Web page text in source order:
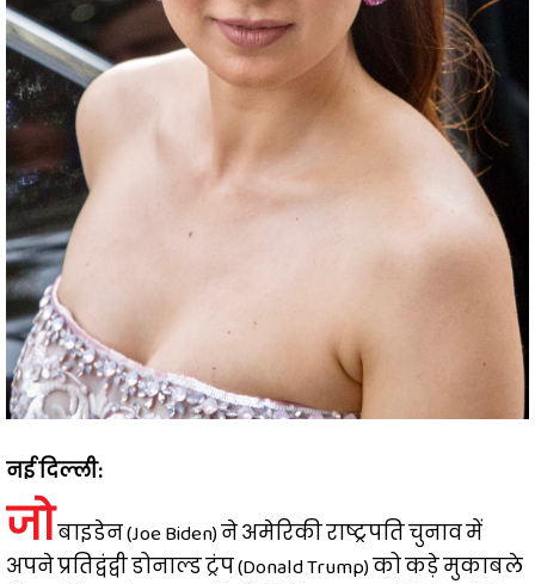
नई दिल्ली:
जोबाइडेन (Joe Biden) ने अमेरिकी राष्ट्रपति चुनाव में
अपने प्रतिद्वंद्वी डोनाल्ड ट्रंप (Donald Trump) को कड़े मुकाबले